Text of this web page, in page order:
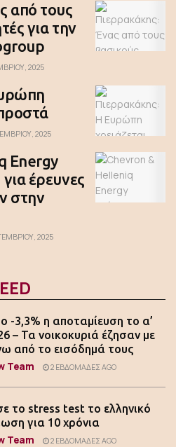
από τους
για την
2025
2025
Energy
έρευνες
στην
2025
-3,3% η αποταμίευση το α’
– Τα νοικοκυριά έζησαν με
από το εισόδημά τους
Team 2 ΕΒΔΟΜΆΔΕΣ AGO
το stress test το ελληνικό
για 10 χρόνια
Team 2 ΕΒΔΟΜΆΔΕΣ AGO